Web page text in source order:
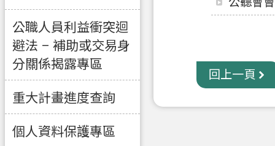
公職人員利益衝突迴
避法 – 補助或交易身
分關係揭露專區
重大計畫進度查詢
個人資料保護專區
回上一頁